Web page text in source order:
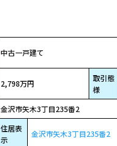
中古一戸建て
2,798万円
取引態
様
金沢市矢木3丁目235番2
住居表
示
金沢市矢木3丁目235番2